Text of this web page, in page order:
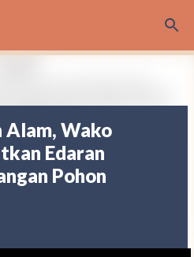
Alam, Wako
Edaran
Pohon